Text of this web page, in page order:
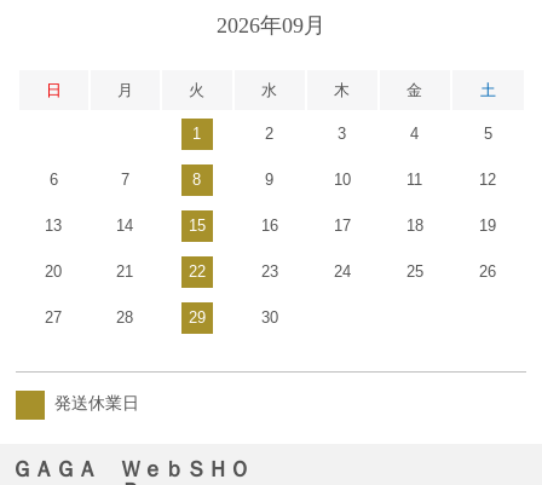
2026年09月
日 月 火 水 木 金 土
1 2 3 4 5
6 7 8 9 10 11 12
13 14 15 16 17 18 19
20 21 22 23 24 25 26
27 28 29 30
発送休業日
ＧＡＧＡ ＷｅｂＳＨＯ